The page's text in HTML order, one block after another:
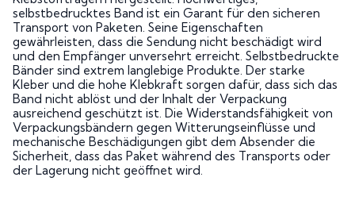
selbstbedrucktes Band ist ein Garant für den sicheren
Transport von Paketen. Seine Eigenschaften
gewährleisten, dass die Sendung nicht beschädigt wird
und den Empfänger unversehrt erreicht. Selbstbedruckte
Bänder sind extrem langlebige Produkte. Der starke
Kleber und die hohe Klebkraft sorgen dafür, dass sich das
Band nicht ablöst und der Inhalt der Verpackung
ausreichend geschützt ist. Die Widerstandsfähigkeit von
Verpackungsbändern gegen Witterungseinflüsse und
mechanische Beschädigungen gibt dem Absender die
Sicherheit, dass das Paket während des Transports oder
der Lagerung nicht geöffnet wird.